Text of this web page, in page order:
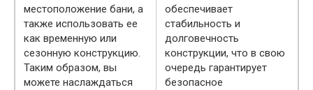
местоположение бани, а
также использовать ее
как временную или
сезонную конструкцию.
Таким образом, вы
можете наслаждаться
обеспечивает
стабильность и
долговечность
конструкции, что в свою
очередь гарантирует
безопасное